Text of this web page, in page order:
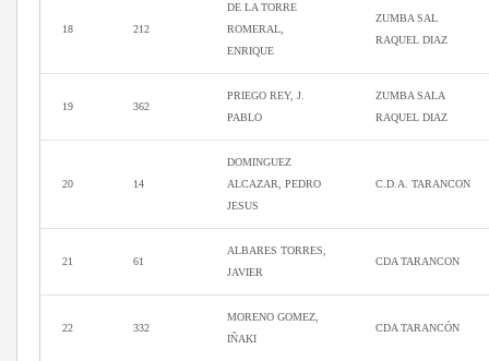
18 212
DE LA TORRE
ROMERAL,
ENRIQUE
ZUMBA SAL
RAQUEL DIAZ
19 362
PRIEGO REY, J.
PABLO
ZUMBA SALA
RAQUEL DIAZ
20 14
DOMINGUEZ
ALCAZAR, PEDRO
JESUS
C.D.A. TARANCON
21 61
ALBARES TORRES,
JAVIER
CDA TARANCON
22 332
MORENO GOMEZ,
IÑAKI
CDA TARANCÓN